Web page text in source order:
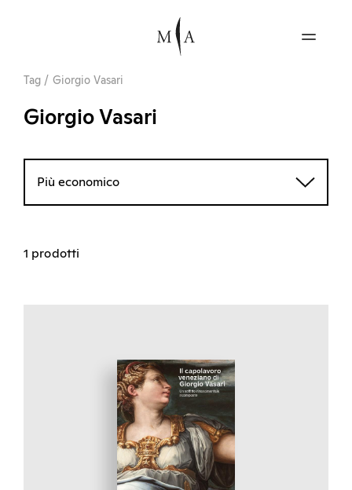
Tag / Giorgio Vasari
Giorgio Vasari
Più economico
1 prodotti